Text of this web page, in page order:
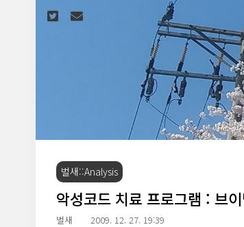
벌새::Analysis
악성코드 치료 프로그램 : 브
벌새 2009. 12. 27. 19:39